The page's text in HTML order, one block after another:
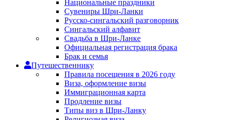
Национальные праздники
Сувениры Шри-Ланки
Русско-сингальский разговорник
Сингальский алфавит
Свадьба в Шри-Ланке
Официальная регистрация брака
Брак и семья
Путешественнику
Правила посещения в 2026 году
Виза, оформление визы
Иммиграционная карта
Продление визы
Типы виз в Шри-Ланку